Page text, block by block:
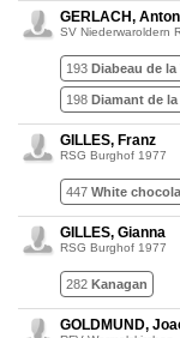
GERLACH, Anton
SV Niederwaroldern
193 Diabeau de la
198 Diamant de la
GILLES, Franz
RSG Burghof 1977
447 White
GILLES, Gianna
RSG Burghof 1977
282 Kanagan
GOLDMUND,